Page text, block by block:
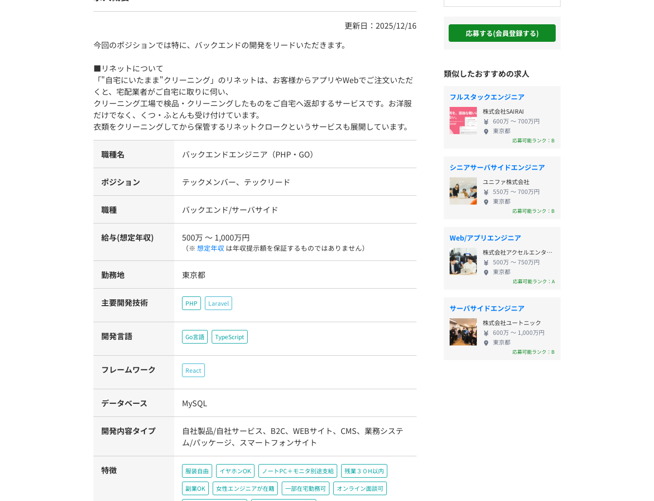
更新日：2025/12/16
今回のポジションでは特に、バックエンドの開発をリードいただきます。
■リネットについて
「"自宅にいたまま"クリーニング」のリネットは、お客様からアプリやWebでご注文いただ
くと、宅配業者がご自宅に取りに伺い、
クリーニング工場で検品・クリーニングしたものをご自宅へ返却するサービスです。お洋服
だけでなく、くつ・ふとんも受け付けています。
衣類をクリーニングしてから保管するリネットクロークというサービスも展開しています。
職種名 バックエンドエンジニア（PHP・GO）
ポジション テックメンバー、テックリード
職種 バックエンド/サーバサイド
給与(想定年収) 500万 〜 1,000万円
（※ 想定年収 は年収提示額を保証するものではありません）
勤務地 東京都
主要開発技術 PHP Laravel
開発言語 Go言語 TypeScript
フレームワーク React
データベース MySQL
開発内容タイプ
自社製品/自社サービス、B2C、WEBサイト、CMS、業務システ
ム/パッケージ、スマートフォンサイト
特徴 服装自由 イヤホンOK ノートPC＋モニタ別途支給 残業３０H以内
副業OK 女性エンジニアが在籍 一部在宅勤務可 オンライン面談可
応募する(会員登録する)
類似したおすすめの求人
フルスタックエンジニア
株式会社SAIRAI
600万 〜 700万円
東京都
応募可能ランク：B
シニアサーバサイドエンジニア
ユニファ株式会社
550万 〜 700万円
東京都
応募可能ランク：B
Web/アプリエンジニア
株式会社アクセルエンターメディア
500万 〜 750万円
東京都
応募可能ランク：A
サーバサイドエンジニア
株式会社ユートニック
600万 〜 1,000万円
東京都
応募可能ランク：B